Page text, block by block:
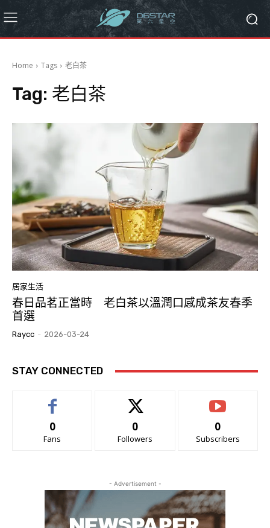
Home Tags 老白茶
Tag: 老白茶
居家生活
春日品茗正當時 老白茶以溫潤口感成茶友春季
首選
Raycc - 2026-03-24
STAY CONNECTED
0
Fans
0
Followers
0
Subscribers
- Advertisement -